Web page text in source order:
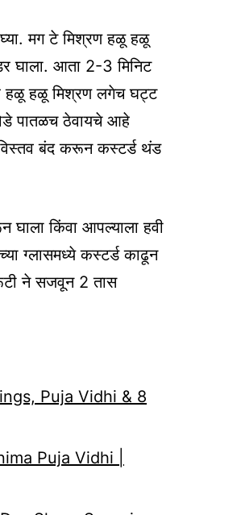
मग टे मिश्रण हळू हळू
घाला. आता 2-3 मिनिट
हळू हळू मिश्रण लगेच घट्ट
पातळच ठेवायचे आहे
बंद करून कस्टर्ड थंड
घाला किंवा आपल्याला हवी
ग्लासमध्ये कस्टर्ड काढून
ने सजवून 2 तास
Puja Vidhi & 8
Puja Vidhi |